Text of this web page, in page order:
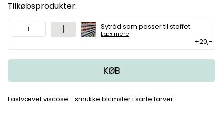
Tilkøbsprodukter:
Sytråd som passer til stoffet
Læs mere
+20,-
KØB
Fastvævet viscose - smukke blomster i sarte farver